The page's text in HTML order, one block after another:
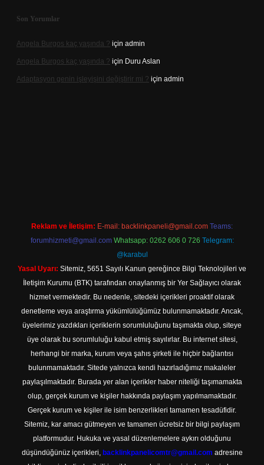
Son Yorumlar
Angela Burgos kaç yaşında ? için admin
Angela Burgos kaç yaşında ? için Duru Aslan
Adaptasyon genin işleyişini değiştirir mi ? için admin
Reklam ve İletişim: E-mail: backlinkpaneli@gmail.com Teams:
forumhizmeti@gmail.com Whatsapp: 0262 606 0 726 Telegram:
@karabul
Yasal Uyarı: Sitemiz, 5651 Sayılı Kanun gereğince Bilgi Teknolojileri ve
İletişim Kurumu (BTK) tarafından onaylanmış bir Yer Sağlayıcı olarak
hizmet vermektedir. Bu nedenle, sitedeki içerikleri proaktif olarak
denetleme veya araştırma yükümlülüğümüz bulunmamaktadır. Ancak,
üyelerimiz yazdıkları içeriklerin sorumluluğunu taşımakta olup, siteye
üye olarak bu sorumluluğu kabul etmiş sayılırlar. Bu internet sitesi,
herhangi bir marka, kurum veya şahıs şirketi ile hiçbir bağlantısı
bulunmamaktadır. Sitede yalnızca kendi hazırladığımız makaleler
paylaşılmaktadır. Burada yer alan içerikler haber niteliği taşımamakta
olup, gerçek kurum ve kişiler hakkında paylaşım yapılmamaktadır.
Gerçek kurum ve kişiler ile isim benzerlikleri tamamen tesadüfidir.
Sitemiz, kar amacı gütmeyen ve tamamen ücretsiz bir bilgi paylaşım
platformudur. Hukuka ve yasal düzenlemelere aykırı olduğunu
düşündüğünüz içerikleri, backlinkpanelicomtr@gmail.com adresine